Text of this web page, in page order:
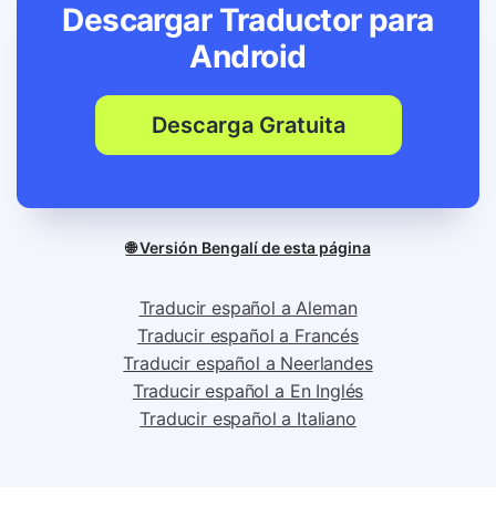
Descargar Traductor para
Android
Descarga Gratuita
🌐 Versión Bengalí de esta página
Traducir español a Aleman
Traducir español a Francés
Traducir español a Neerlandes